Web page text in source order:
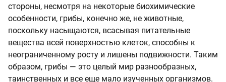
стороны, несмотря на некоторые биохимические
особенности, грибы, конечно же, не животные,
поскольку насыщаются, всасывая питательные
вещества всей поверхностью клеток, способны к
неограниченному росту и лишены подвижности. Таким
образом, грибы — это целый мир разнообразных,
таинственных и все еще мало изученных организмов.